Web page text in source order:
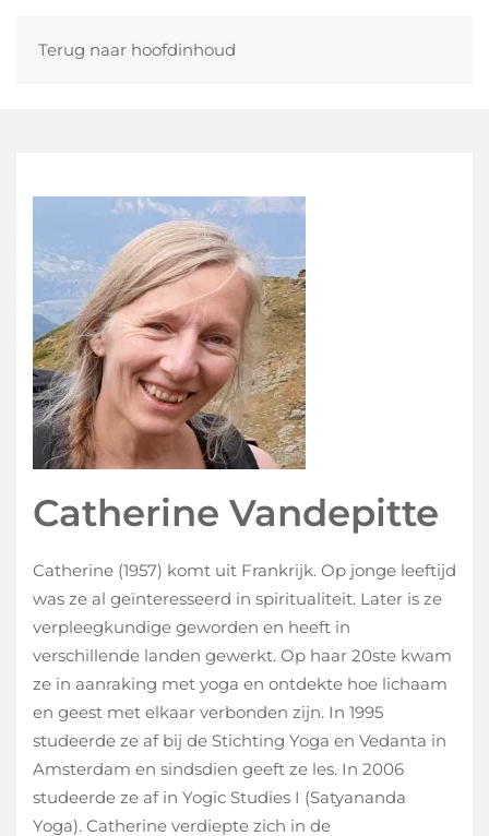
Terug naar hoofdinhoud
Catherine Vandepitte
Catherine (1957) komt uit Frankrijk. Op jonge leeftijd
was ze al geïnteresseerd in spiritualiteit. Later is ze
verpleegkundige geworden en heeft in
verschillende landen gewerkt. Op haar 20ste kwam
ze in aanraking met yoga en ontdekte hoe lichaam
en geest met elkaar verbonden zijn. In 1995
studeerde ze af bij de Stichting Yoga en Vedanta in
Amsterdam en sindsdien geeft ze les. In 2006
studeerde ze af in Yogic Studies I (Satyananda
Yoga). Catherine verdiepte zich in de